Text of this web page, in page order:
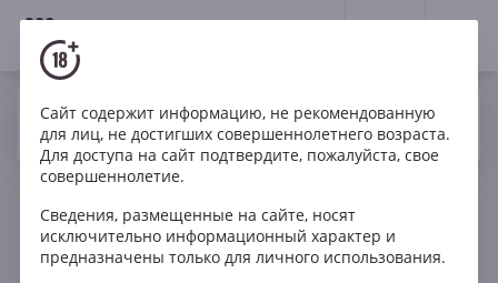
18+
Ваш город Москва ? Да
Вино Белое Игристое
Италия
Casa Vinicola Fiordipesco Morando
Сайт содержит информацию, не рекомендованную
для лиц, не достигших совершеннолетнего возраста.
Для доступа на сайт подтвердите, пожалуйста, свое
совершеннолетие.
Сведения, размещенные на сайте, носят
исключительно информационный характер и
предназначены только для личного использования.